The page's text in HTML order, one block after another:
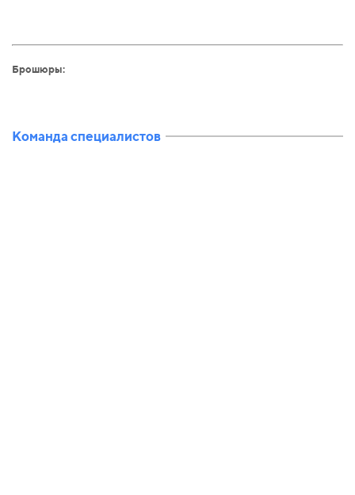
Брошюры:
Команда специалистов